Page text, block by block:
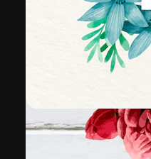
Copyright ©